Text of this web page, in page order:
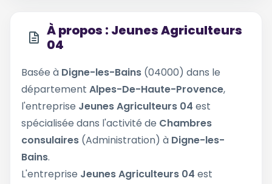
À propos : Jeunes Agriculteurs
04
Basée à Digne-les-Bains (04000) dans le
département Alpes-De-Haute-Provence,
l'entreprise Jeunes Agriculteurs 04 est
spécialisée dans l'activité de Chambres
consulaires (Administration) à Digne-les-
Bains.
L'entreprise Jeunes Agriculteurs 04 est